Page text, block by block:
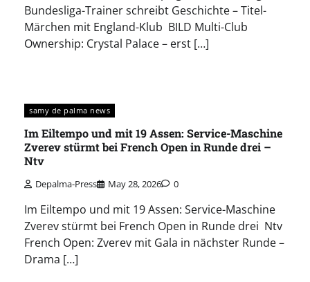
Bundesliga-Trainer schreibt Geschichte – Titel-
Märchen mit England-Klub BILD Multi-Club
Ownership: Crystal Palace – erst […]
samy de palma news
Im Eiltempo und mit 19 Assen: Service-Maschine
Zverev stürmt bei French Open in Runde drei –
Ntv
Depalma-Press May 28, 2026 0
Im Eiltempo und mit 19 Assen: Service-Maschine
Zverev stürmt bei French Open in Runde drei Ntv
French Open: Zverev mit Gala in nächster Runde –
Drama […]